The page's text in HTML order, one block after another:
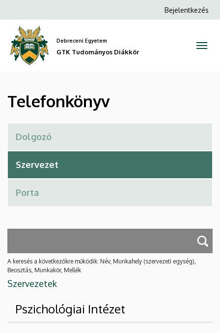
GTK
Tudományos
Diákkör
a
tartalomra
Anonim
Bejelentkezés
Debreceni Egyetem
GTK Tudományos Diákkör
Telefonkönyv
A keresés a következőkre működik: Név, Munkahely (szervezeti egység),
Beosztás, Munkakör, Mellék
Szervezetek
Pszichológiai Intézet